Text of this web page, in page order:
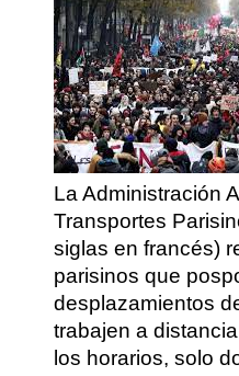
La Administración
Transportes
siglas en francés)
parisinos que
desplazamientos
trabajen a
los horarios, solo